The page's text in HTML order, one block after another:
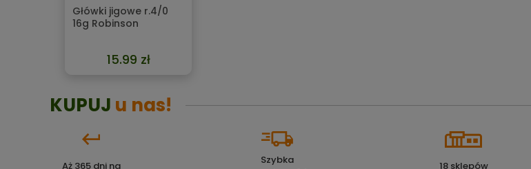
Główki jigowe r.4/0
16g Robinson
15.99 zł
KUPUJ u nas!
Aż 365 dni na
Szybka
18 sklepów